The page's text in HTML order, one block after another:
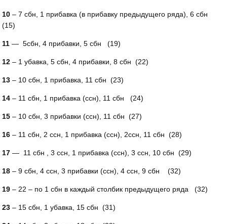
10 – 7 сбн, 1 прибавка (в прибавку предыдущего ряда), 6 сбн
(15)
11— 5сбн, 4 прибавки, 5 сбн (19)
12 – 1 убавка, 5 сбн, 4 прибавки, 8 сбн (22)
13 – 10 сбн, 1 прибавка, 11 сбн (23)
14 – 11 сбн, 1 прибавка (ссн), 11 сбн (24)
15 – 10 сбн, 3 прибавки (ссн), 11 сбн (27)
16 – 11 сбн, 2 ссн, 1 прибавка (ссн), 2ссн, 11 сбн (28)
17 — 11 сбн , 3 ссн, 1 прибавка (ссн), 3 ссн, 10 сбн (29)
18 – 9 сбн, 4 ссн, 3 прибавки (ссн), 4 ссн, 9 сбн (32)
19 – 22 – по 1 сбн в каждый столбик предыдущего ряда (32)
23 – 15 сбн, 1 убавка, 15 сбн (31)